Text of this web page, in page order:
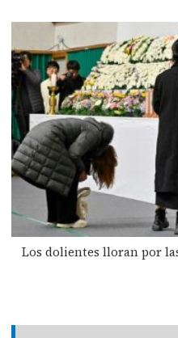
Los dolientes lloran por